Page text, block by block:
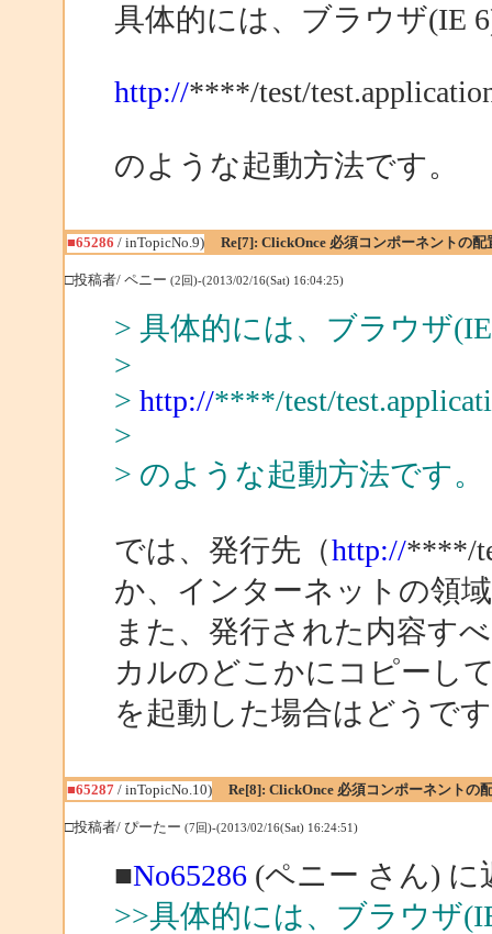
具体的には、ブラウザ(IE
http://****/test/
のような起動方法です。
■65286 / inTopicNo.9) Re[7]: ClickOnce 必須コンポーネントの配
□投稿者/ ペニー (2回)-(2013/02/16(Sat) 16:04:25)
> 具体的には、ブラウザ
>
> http://****/test/
>
> のような起動方法です。
では、発行先（http://****/
か、インターネットの領
また、発行された内容す
カルのどこかにコピーし
を起動した場合はどうで
■65287/ inTopicNo.10) Re[8]: ClickOnce 必須コンポーネントの
□投稿者/ ぴーたー (7回)-(2013/02/16(Sat) 16:24:51)
■No65286(ペニー さん) に
>>具体的には、ブラウザ